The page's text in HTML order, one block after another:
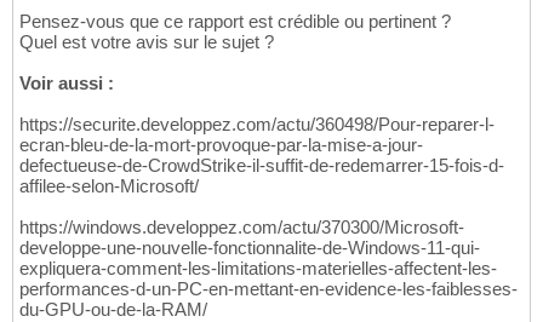
Pensez-vous que ce rapport est crédible ou pertinent ?
Quel est votre avis sur le sujet ?
Voir aussi :
https://securite.developpez.com/actu/360498/Pour-reparer-l-
ecran-bleu-de-la-mort-provoque-par-la-mise-a-jour-
defectueuse-de-CrowdStrike-il-suffit-de-redemarrer-15-fois-d-
affilee-selon-Microsoft/
https://windows.developpez.com/actu/370300/Microsoft-
developpe-une-nouvelle-fonctionnalite-de-Windows-11-qui-
expliquera-comment-les-limitations-materielles-affectent-les-
performances-d-un-PC-en-mettant-en-evidence-les-faiblesses-
du-GPU-ou-de-la-RAM/